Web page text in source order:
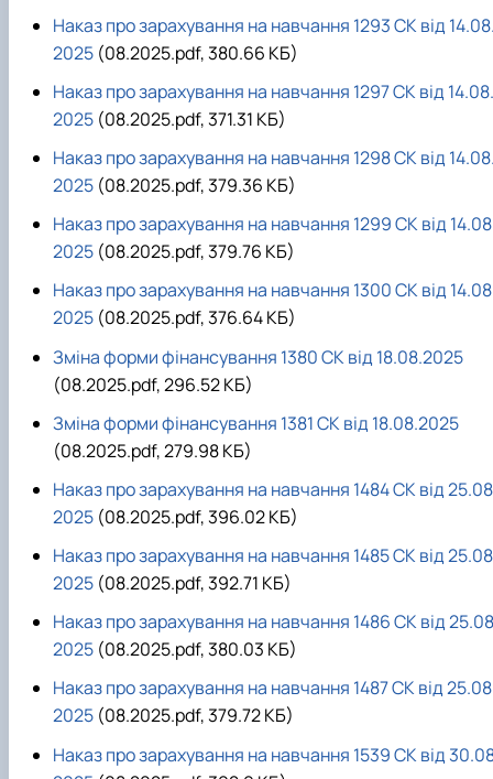
Наказ про зарахування на навчання 1293 СК від
2025 (08.2025.pdf, 380.66 КБ)
Наказ про зарахування на навчання 1297 СК від 14.08.
2025 (08.2025.pdf, 371.31 КБ)
Наказ про зарахування на навчання 1298 СК від
2025 (08.2025.pdf, 379.36 КБ)
Наказ про зарахування на навчання 1299 СК від
2025 (08.2025.pdf, 379.76 КБ)
Наказ про зарахування на навчання 1300 СК від
2025 (08.2025.pdf, 376.64 КБ)
Зміна форми фінансування 1380 СК від 18.08.2025
(08.2025.pdf, 296.52 КБ)
Зміна форми фінансування 1381 СК від 18.08.2025
(08.2025.pdf, 279.98 КБ)
Наказ про зарахування на навчання 1484 СК від
2025 (08.2025.pdf, 396.02 КБ)
Наказ про зарахування на навчання 1485 СК від
2025 (08.2025.pdf, 392.71 КБ)
Наказ про зарахування на навчання 1486 СК від
2025 (08.2025.pdf, 380.03 КБ)
Наказ про зарахування на навчання 1487 СК від
2025 (08.2025.pdf, 379.72 КБ)
Наказ про зарахування на навчання 1539 СК від